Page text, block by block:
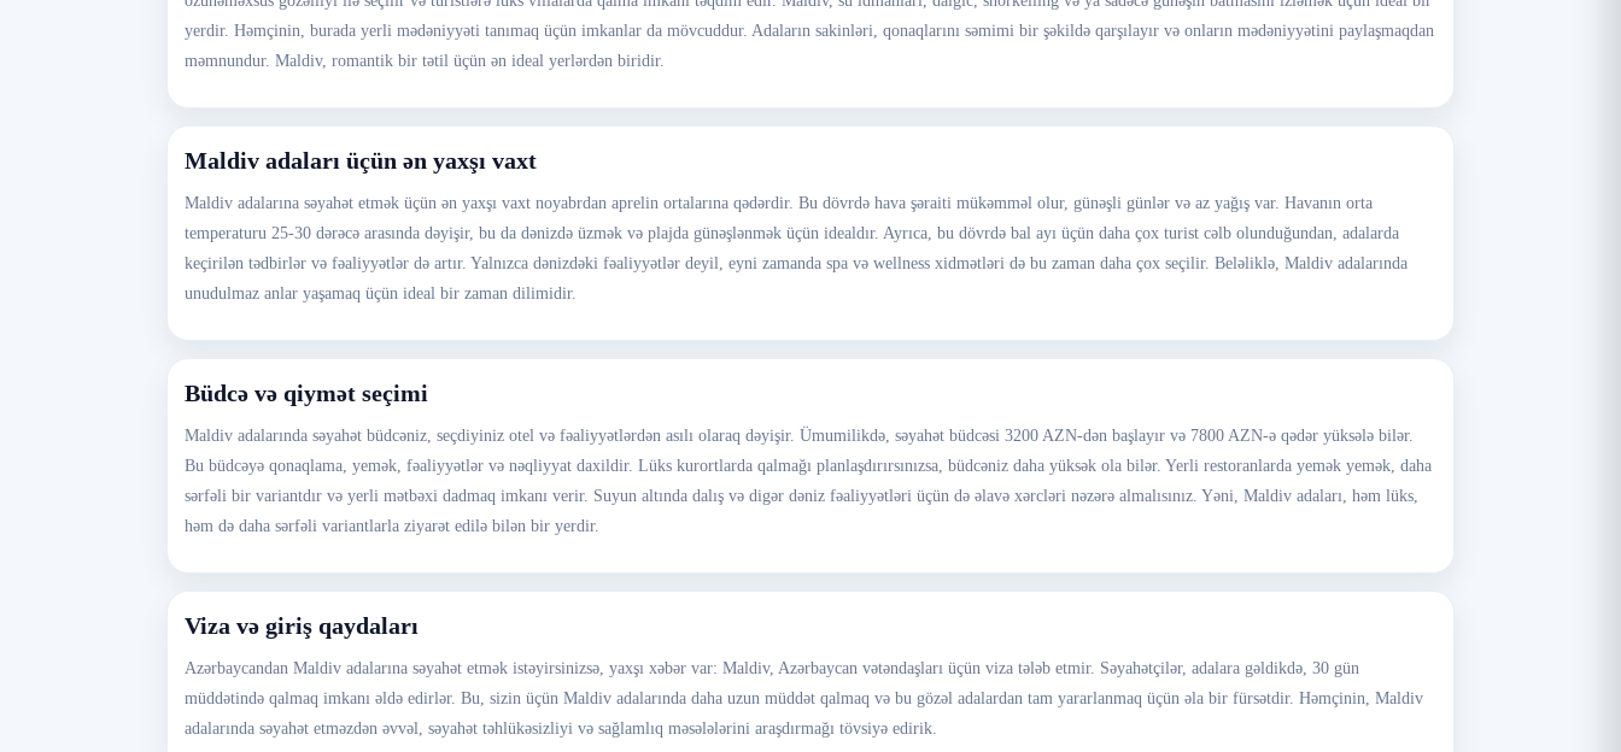
yerdir. Həmçinin, burada yerli mədəniyyəti tanımaq üçün imkanlar da mövcuddur. Adaların sakinləri, qonaqlarını səmimi bir şəkildə qarşılayır və onların mədəniyyətini paylaşmaqdan
məmnundur. Maldiv, romantik bir tətil üçün ən ideal yerlərdən biridir.
Maldiv adaları üçün ən yaxşı vaxt
Maldiv adalarına səyahət etmək üçün ən yaxşı vaxt noyabrdan aprelin ortalarına qədərdir. Bu dövrdə hava şəraiti mükəmməl olur, günəşli günlər və az yağış var. Havanın orta
temperaturu 25-30 dərəcə arasında dəyişir, bu da dənizdə üzmək və plajda günəşlənmək üçün idealdır. Ayrıca, bu dövrdə bal ayı üçün daha çox turist cəlb olunduğundan, adalarda
keçirilən tədbirlər və fəaliyyətlər də artır. Yalnızca dənizdəki fəaliyyətlər deyil, eyni zamanda spa və wellness xidmətləri də bu zaman daha çox seçilir. Beləliklə, Maldiv adalarında
unudulmaz anlar yaşamaq üçün ideal bir zaman dilimidir.
Büdcə və qiymət seçimi
Maldiv adalarında səyahət büdcəniz, seçdiyiniz otel və fəaliyyətlərdən asılı olaraq dəyişir. Ümumilikdə, səyahət büdcəsi 3200 AZN-dən başlayır və 7800 AZN-ə qədər yüksələ bilər.
Bu büdcəyə qonaqlama, yemək, fəaliyyətlər və nəqliyyat daxildir. Lüks kurortlarda qalmağı planlaşdırırsınızsa, büdcəniz daha yüksək ola bilər. Yerli restoranlarda yemək yemək, daha
sərfəli bir variantdır və yerli mətbəxi dadmaq imkanı verir. Suyun altında dalış və digər dəniz fəaliyyətləri üçün də əlavə xərcləri nəzərə almalısınız. Yəni, Maldiv adaları, həm lüks,
həm də daha sərfəli variantlarla ziyarət edilə bilən bir yerdir.
Viza və giriş qaydaları
Azərbaycandan Maldiv adalarına səyahət etmək istəyirsinizsə, yaxşı xəbər var: Maldiv, Azərbaycan vətəndaşları üçün viza tələb etmir. Səyahətçilər, adalara gəldikdə, 30 gün
müddətində qalmaq imkanı əldə edirlər. Bu, sizin üçün Maldiv adalarında daha uzun müddət qalmaq və bu gözəl adalardan tam yararlanmaq üçün əla bir fürsətdir. Həmçinin, Maldiv
adalarında səyahət etməzdən əvvəl, səyahət təhlükəsizliyi və sağlamlıq məsələlərini araşdırmağı tövsiyə edirik.